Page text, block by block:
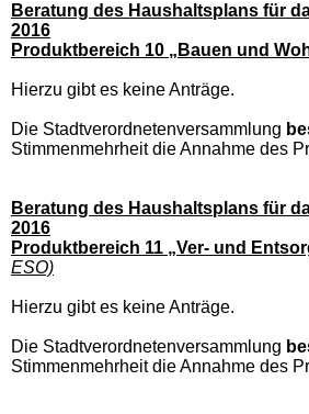
Beratung des Haushaltsplans für
2016
Produktbereich 10 „Bauen und
Hierzu gibt es keine Anträge.
Die Stadtverordnetenversammlung
Stimmenmehrheit die Annahme des
Beratung des Haushaltsplans für
2016
Produktbereich 11 „Ver- und
ESO)
Hierzu gibt es keine Anträge.
Die Stadtverordnetenversammlung
Stimmenmehrheit die Annahme des